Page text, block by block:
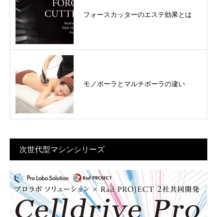
フォースカッターのエステ効果とは
モノポーラとマルチポーラの違い
次世代型マシンシリーズ